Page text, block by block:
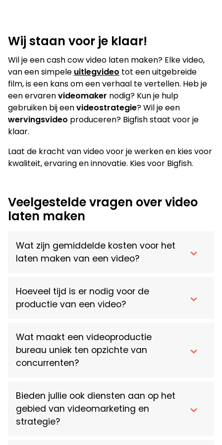
Wij staan voor je klaar!
Wil je een cash cow video laten maken? Elke video,
van een simpele uitlegvideo tot een uitgebreide
film, is een kans om een verhaal te vertellen. Heb je
een ervarenvideomaker nodig? Kun je hulp
gebruiken bij eenvideostrategie? Wil je een
wervingsvideo produceren? Bigfish staat voor je
klaar.
Laat de kracht van video voor je werken en kies voor
kwaliteit, ervaring en innovatie. Kies voor Bigfish.
Veelgestelde vragen over video
laten maken
Wat zijn gemiddelde kosten voor het
laten maken van een video?
Hoeveel tijd is er nodig voor de
productie van een video?
Wat maakt een videoproductie
bureau uniek ten opzichte van
concurrenten?
Bieden jullie ook diensten aan op het
gebied van videomarketing en
strategie?